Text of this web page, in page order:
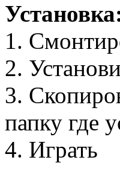
1.
2.
3.
папку где
4. Играть